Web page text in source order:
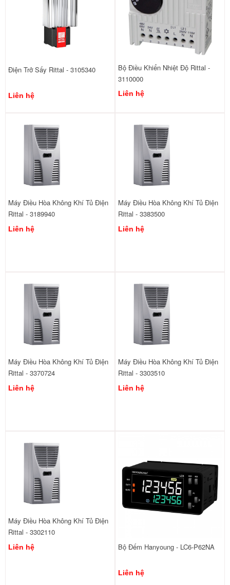
Điện Trở Sấy Rittal - 3105340
Liên hệ
Bộ Điều Khiển Nhiệt Độ Rittal -
3110000
Liên hệ
Máy Điều Hòa Không Khí Tủ Điện
Rittal - 3189940
Liên hệ
Máy Điều Hòa Không Khí Tủ Điện
Rittal - 3383500
Liên hệ
Máy Điều Hòa Không Khí Tủ Điện
Rittal - 3370724
Liên hệ
Máy Điều Hòa Không Khí Tủ Điện
Rittal - 3303510
Liên hệ
Máy Điều Hòa Không Khí Tủ Điện
Rittal - 3302110
Liên hệ Bộ Đếm Hanyoung - LC6-P62NA
Liên hệ